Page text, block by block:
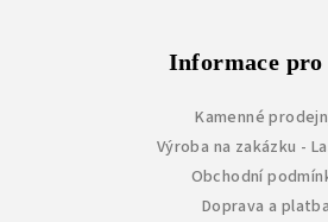
Informace pro
Kamenné
Výroba na zakázku -
Obchodní
Doprava a platba